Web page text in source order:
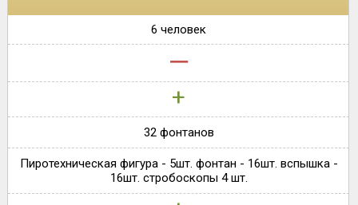
6 человек
‒
+
32 фонтанов
Пиротехническая фигура - 5шт. фонтан - 16шт. вспышка -
16шт. стробоскопы 4 шт.